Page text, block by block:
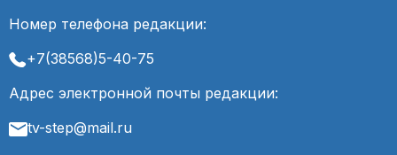
Номер телефона редакции:
+7(38568)5-40-75
Адрес электронной почты редакции:
tv-step@mail.ru